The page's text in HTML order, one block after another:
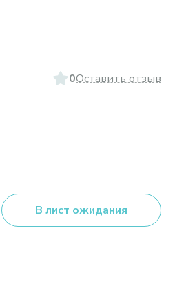
0Оставить отзыв
В лист ожидания